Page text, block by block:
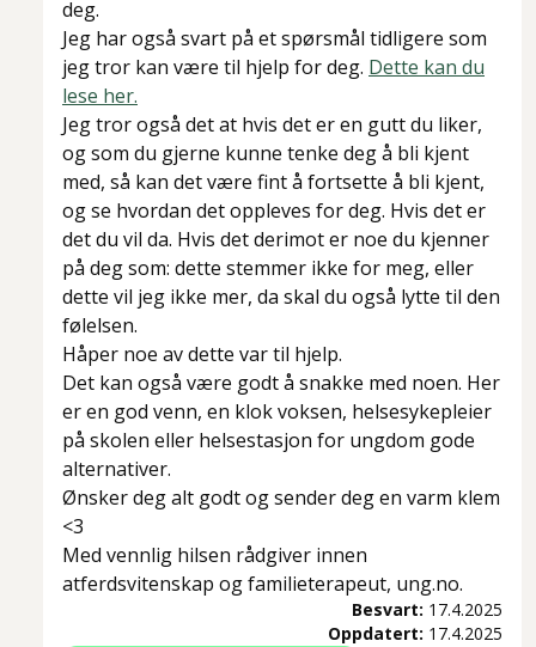
deg.
Jeg har også svart på et spørsmål tidligere som
jeg tror kan være til hjelp for deg. Dette kan du
lese her.
Jeg tror også det at hvis det er en gutt du liker,
og som du gjerne kunne tenke deg å bli kjent
med, så kan det være fint å fortsette å bli kjent,
og se hvordan det oppleves for deg. Hvis det er
det du vil da. Hvis det derimot er noe du kjenner
på deg som: dette stemmer ikke for meg, eller
dette vil jeg ikke mer, da skal du også lytte til den
følelsen.
Håper noe av dette var til hjelp.
Det kan også være godt å snakke med noen. Her
er en god venn, en klok voksen, helsesykepleier
på skolen eller helsestasjon for ungdom gode
alternativer.
Ønsker deg alt godt og sender deg en varm klem
<3
Med vennlig hilsen rådgiver innen
atferdsvitenskap og familieterapeut, ung.no.
Besvart: 17.4.2025
Oppdatert: 17.4.2025